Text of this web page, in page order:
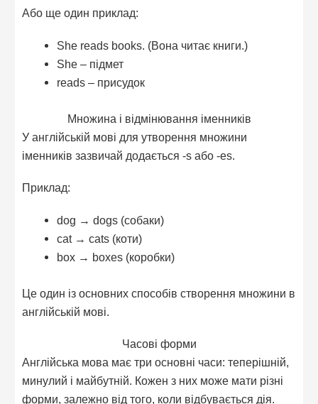
Або ще один приклад:
She reads books. (Вона читає книги.)
She – підмет
reads – присудок
Множина і відмінювання іменників
У англійській мові для утворення множини
іменників зазвичай додається -s або -es.
Приклад:
dog → dogs (собаки)
cat → cats (коти)
box → boxes (коробки)
Це один із основних способів створення множини в
англійській мові.
Часові форми
Англійська мова має три основні часи: теперішній,
минулий і майбутній. Кожен з них може мати різні
форми, залежно від того, коли відбувається дія.